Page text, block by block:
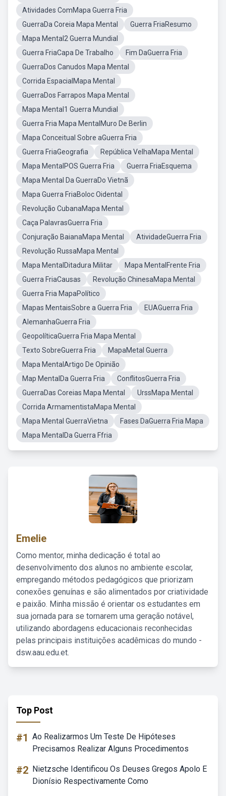
Atividades ComMapa Guerra Fria
GuerraDa Coreia Mapa Mental
Guerra FriaResumo
Mapa Mental2 Guerra Mundial
Guerra FriaCapa De Trabalho
Fim DaGuerra Fria
GuerraDos Canudos Mapa Mental
Corrida EspacialMapa Mental
GuerraDos Farrapos Mapa Mental
Mapa Mental1 Guerra Mundial
Guerra Fria Mapa MentalMuro De Berlin
Mapa Conceitual Sobre aGuerra Fria
Guerra FriaGeografia
República VelhaMapa Mental
Mapa MentalPOS Guerra Fria
Guerra FriaEsquema
Mapa Mental Da GuerraDo Vietnã
Mapa Guerra FriaBoloc Oidental
Revolução CubanaMapa Mental
Caça PalavrasGuerra Fria
Conjuração BaianaMapa Mental
AtividadeGuerra Fria
Revolução RussaMapa Mental
Mapa MentalDitadura Militar
Mapa MentalFrente Fria
Guerra FriaCausas
Revolução ChinesaMapa Mental
Guerra Fria MapaPolítico
Mapas MentaisSobre a Guerra Fria
EUAGuerra Fria
AlemanhaGuerra Fria
GeopolíticaGuerra Fria Mapa Mental
Texto SobreGuerra Fria
MapaMetal Guerra
Mapa MentalArtigo De Opinião
Map MentalDa Guerra Fria
ConflitosGuerra Fria
GuerraDas Coreias Mapa Mental
UrssMapa Mental
Corrida ArmamentistaMapa Mental
Mapa Mental GuerraVietna
Fases DaGuerra Fria Mapa
Mapa MentalDa Guerra Ffria
Emelie
Como mentor, minha dedicação é total ao
desenvolvimento dos alunos no ambiente escolar,
empregando métodos pedagógicos que priorizam
conexões genuínas e são alimentados por criatividade
e paixão. Minha missão é orientar os estudantes em
sua jornada para se tornarem uma geração notável,
utilizando abordagens educacionais reconhecidas
pelas principais instituições acadêmicas do mundo -
dsw.aau.edu.et.
Top Post
#1 Ao Realizarmos Um Teste De Hipóteses
Precisamos Realizar Alguns Procedimentos
#2 Nietzsche Identificou Os Deuses Gregos Apolo E
Dionísio Respectivamente Como